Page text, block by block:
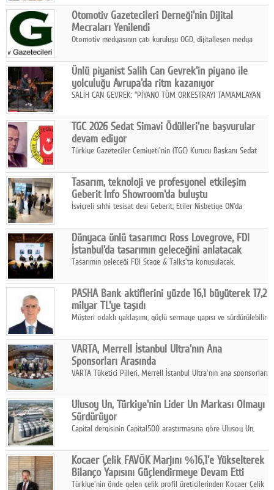
çalışan bağlılığı, iyi olma hali ve işveren markası üzerindeki
etkisine dikkat çekti.
Otomotiv Gazetecileri Derneği'nin Dijital
Mecraları Yenilendi
Otomotiv medyasının çatı kuruluşu OGD, dijitalleşen medya
hedefiyle internet sitesini ve sosyal medya kanallarını yeniledi.
Ünlü piyanist Salih Can Gevrek'in piyano ile
yolculuğu Avrupa'da ritm kazanıyor
SALİH CAN GEVREK: “PİYANO TÜM ORKESTRAYI TAMAMLAYAN
ETKİ YARATIYOR"
TGC 2026 Sedat Simavi Ödülleri'ne başvurular
devam ediyor
Türkiye Gazeteciler Cemiyeti'nin (TGC) Kurucu Başkanı Sedat
Tasarım, teknoloji ve profesyonel etkileşim
Geberit Info Showroom'da buluştu
İsviçreli sıhhi tesisat devi Geberit; Etiler Nisbetiye ON'da
ortaklığıyla özel bir davete ev sahipliği yaptı.
Dünyaca ünlü tasarımcı Ross Lovegrove, FDI
İstanbul'da tasarımın geleceğini anlatacak
Tasarımın geleceği FDI Stage & Talks'ta konuşulacak.
PASHA Bank aktiflerini yüzde 16,1 büyüterek 17,2
milyar TL'ye taşıdı
Müşteri odaklı yaklaşımı, güçlü sermaye yapısı ve sürdürülebilir
yılının ilk yarısında güçlü finansal performansını korudu.
VARTA, Merrell İstanbul Ultra'nın Ana
Sponsorları Arasında
VARTA Tüketici Pilleri, Merrell İstanbul Ultra'nın ana sponsorları
enerjisine güç katıyor.
Ulusoy Un, Türkiye'nin Lider Un Markası Olmayı
Sürdürüyor
Capital dergisinin Capital500 araştırmasına göre Ulusoy Un,
hasılatıyla Türkiye'nin en büyük 83. firması oldu.
Kocaer Çelik FAVÖK Marjını %16,1'e Yükselterek
Bilanço Yapısını Güçlendirmeye Devam Etti
Türkiye'nin önde gelen çelik profil üreticilerinden Kocaer Çelik